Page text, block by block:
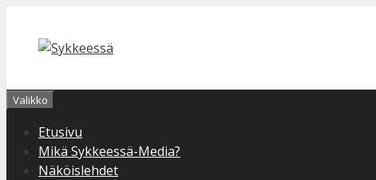
sisältöön
Valikko
Etusivu
Mikä Sykkeessä-Media?
Näköislehdet